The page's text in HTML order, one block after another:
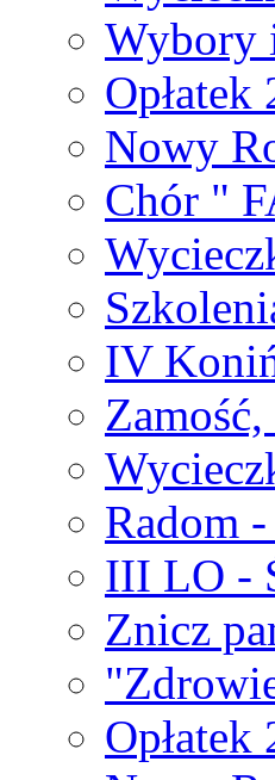
Wybory
Opłatek
Nowy
Chór "
IV
Radom
III LO -
Znicz
Opłatek